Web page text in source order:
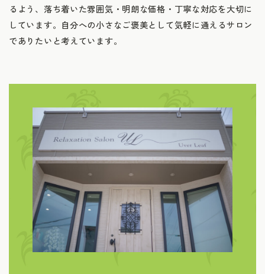
るよう、落ち着いた雰囲気・明朗な価格・丁寧な対応を大切に
しています。自分への小さなご褒美として気軽に通えるサロン
でありたいと考えています。